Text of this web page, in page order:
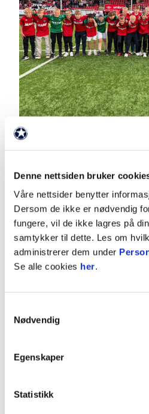
Denne nettsiden bruker
Våre nettsider benytter
Dersom de ikke er nødvendig
fungere, vil de ikke lagres på
samtykker til dette. Les om
administrerer dem under
Se alle cookies her.
Nødvendig
Egenskaper
Statistikk
G13
Hovedtrener: Daniel Lysgård
Trenere: Kjetil Løvberg,
Keepertrener G12/G13:
nasjonale turneringer pr. år.